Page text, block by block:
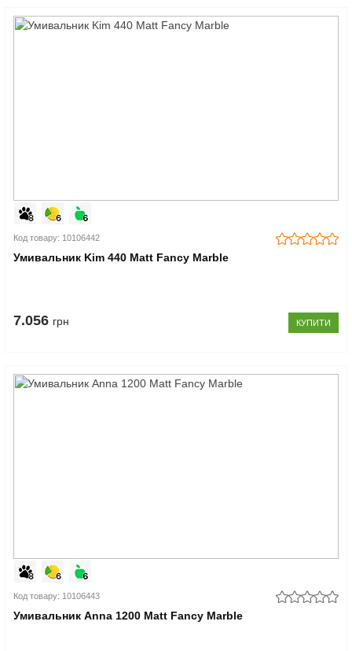
Код товару: 10106442
Умивальник Kim 440 Matt Fancy Marble
7.056 грн КУПИТИ
Код товару: 10106443
Умивальник Anna 1200 Matt Fancy Marble